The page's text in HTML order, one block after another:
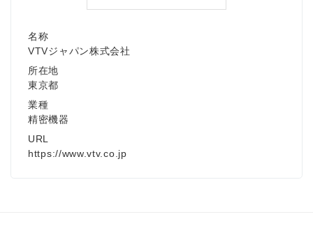
名称
VTVジャパン株式会社
所在地
東京都
業種
精密機器
URL
https://www.vtv.co.jp